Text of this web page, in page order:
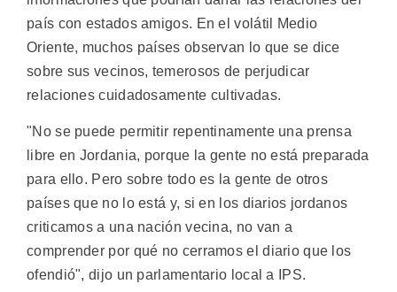
país con estados amigos. En el volátil Medio
Oriente, muchos países observan lo que se dice
sobre sus vecinos, temerosos de perjudicar
relaciones cuidadosamente cultivadas.
"No se puede permitir repentinamente una prensa
libre en Jordania, porque la gente no está preparada
para ello. Pero sobre todo es la gente de otros
países que no lo está y, si en los diarios jordanos
criticamos a una nación vecina, no van a
comprender por qué no cerramos el diario que los
ofendió", dijo un parlamentario local a IPS.